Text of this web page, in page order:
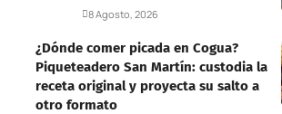
8 Agosto, 2026
¿Dónde comer picada en Cogua?
Piqueteadero San Martín: custodia la
receta original y proyecta su salto a
otro formato